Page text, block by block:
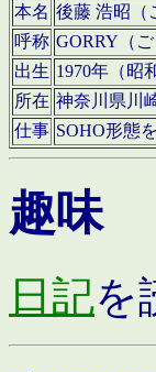
本名 後藤 浩昭（
呼称 GORRY（ご
出生 1970年（昭
所在 神奈川県川
仕事 SOHO形態
趣味
日記を